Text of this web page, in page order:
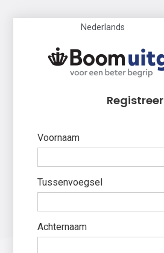
Nederlands
Registreer
Voornaam
Tussenvoegsel
Achternaam